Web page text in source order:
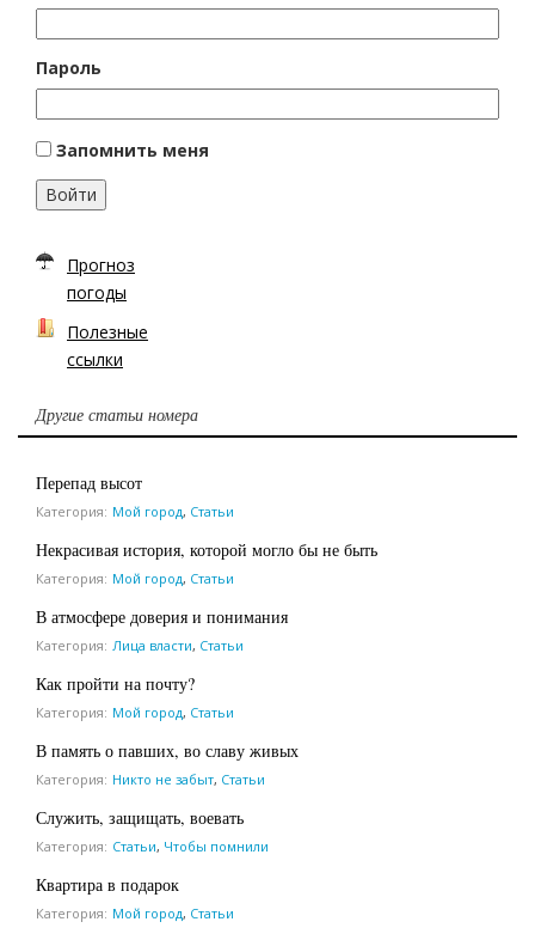
Пароль
Запомнить меня
Войти
Прогноз
погоды
Полезные
ссылки
Другие статьи номера
Перепад высот
Категория: Мой город, Статьи
Некрасивая история, которой могло бы не быть
Категория: Мой город, Статьи
В атмосфере доверия и понимания
Категория: Лица власти, Статьи
Как пройти на почту?
Категория: Мой город, Статьи
В память о павших, во славу живых
Категория: Никто не забыт, Статьи
Служить, защищать, воевать
Категория: Статьи, Чтобы помнили
Квартира в подарок
Категория: Мой город, Статьи